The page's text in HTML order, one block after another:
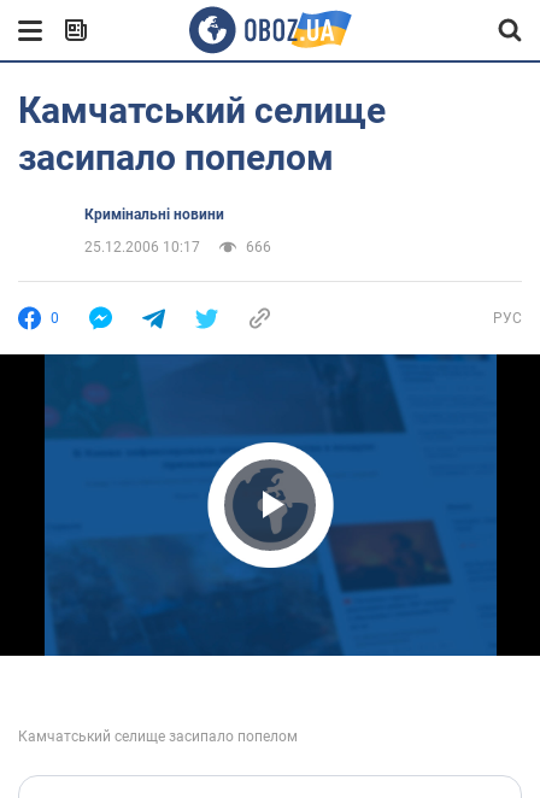
Камчатський селище
засипало попелом
Кримінальні новини
25.12.2006 10:17
666
0 РУС
Play Video